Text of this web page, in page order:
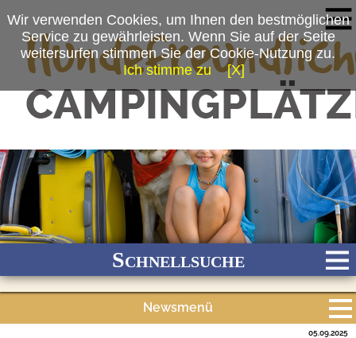
Schnellsuche
Newsmenü
05.09.2025
Wir verwenden Cookies, um Ihnen den bestmöglichen
Service zu gewährleisten. Wenn Sie auf der Seite
weitersurfen stimmen Sie der Cookie-Nutzung zu.
Ich stimme zu
[X]